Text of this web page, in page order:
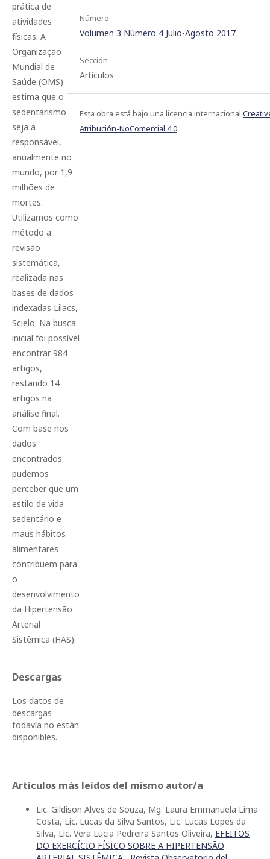
prática de
atividades
físicas. A
Organização
Mundial de
Saúde (OMS)
estima que o
sedentarismo
seja a
responsável,
anualmente no
mundo, por 1,9
milhões de
mortes.
Utilizamos como
método a
revisão
sistemática,
realizada nas
bases de dados
indexadas Lilacs,
Scielo. Na busca
inicial foi possível
encontrar 984
artigos,
restando 14
artigos na
análise final.
Com base nos
dados
encontrados
pudemos
perceber que um
estilo de vida
sedentário e
maus hábitos
alimentares
contribuem para
o
desenvolvimento
da Hipertensão
Arterial
Sistêmica (HAS).
Descargas
Los datos de
descargas
todavía no están
disponibles.
Número
Volumen 3 Número 4 Julio-Agosto 2017
Sección
Artículos
Esta obra está bajo una licencia internacional
Atribución-NoComercial 4.0.
Artículos más leídos del mismo autor/a
Lic. Gildison Alves de Souza, Mg. Laura Emmanuela Lima
Costa, Lic. Lucas da Silva Santos, Lic. Lucas Lopes da
Silva, Lic. Vera Lucia Pedreira Santos Oliveira, EFEITOS
DO EXERCÍCIO FÍSICO SOBRE A HIPERTENSÃO